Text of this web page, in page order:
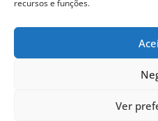
recursos e funções.
Ver
© Copyright 2023 - Todos os
parcial sem